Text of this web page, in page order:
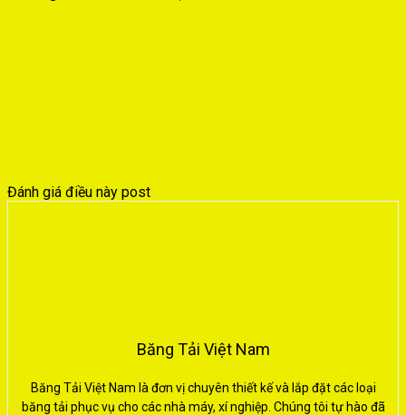
Đánh giá điều này post
Băng Tải Việt Nam
Băng Tải Việt Nam là đơn vị chuyên thiết kế và lắp đặt các loại
băng tải phục vụ cho các nhà máy, xí nghiệp. Chúng tôi tự hào đã